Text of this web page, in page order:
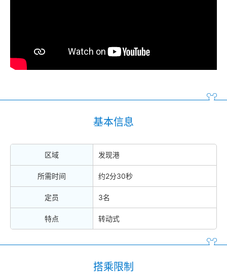
基本信息
区域 发现港
所需时间 约2分30秒
定员 3名
特点 转动式
搭乘限制